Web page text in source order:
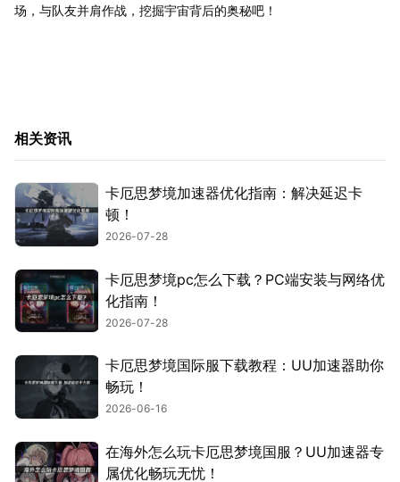
场，与队友并肩作战，挖掘宇宙背后的奥秘吧！
相关资讯
卡厄思梦境加速器优化指南：解决延迟卡
顿！
2026-07-28
卡厄思梦境pc怎么下载？PC端安装与网络优
化指南！
2026-07-28
卡厄思梦境国际服下载教程：UU加速器助你
畅玩！
2026-06-16
在海外怎么玩卡厄思梦境国服？UU加速器专
属优化畅玩无忧！